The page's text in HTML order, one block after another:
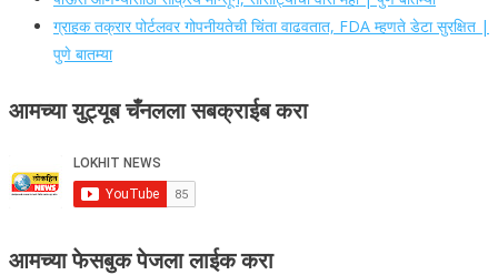
ग्राहक तक्रार पोर्टलवर गोपनीयतेची चिंता वाढवतात, FDA म्हणते डेटा सुरक्षित |
पुणे बातम्या
आमच्या युट्यूब चँनलला सबक्राईब करा
आमच्या फेसबुक पेजला लाईक करा